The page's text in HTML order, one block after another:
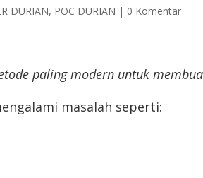
DURIAN, POC DURIAN | 0 Komentar
paling modern untuk
masalah seperti: